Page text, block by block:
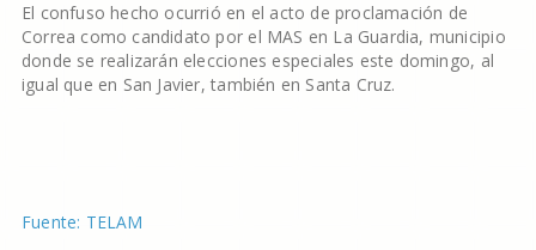
El confuso hecho ocurrió en el acto de proclamación de
Correa como candidato por el MAS en La Guardia, municipio
donde se realizarán elecciones especiales este domingo, al
igual que en San Javier, también en Santa Cruz.
Fuente: TELAM